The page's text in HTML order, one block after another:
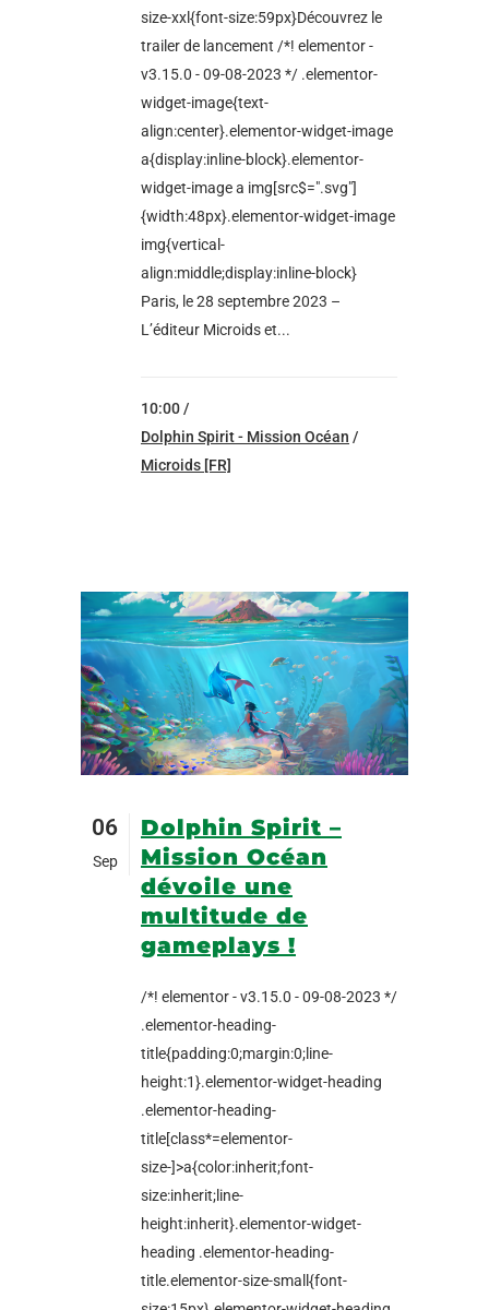
size-xxl{font-size:59px}Découvrez le
trailer de lancement /*! elementor -
v3.15.0 - 09-08-2023 */ .elementor-
widget-image{text-
align:center}.elementor-widget-image
a{display:inline-block}.elementor-
widget-image a img[src$=".svg"]
{width:48px}.elementor-widget-image
img{vertical-
align:middle;display:inline-block}
Paris, le 28 septembre 2023 –
L’éditeur Microids et...
10:00 /
Dolphin Spirit - Mission Océan /
Microids [FR]
06
Sep
Dolphin Spirit –
Mission Océan
dévoile une
multitude de
gameplays !
/*! elementor - v3.15.0 - 09-08-2023 */
.elementor-heading-
title{padding:0;margin:0;line-
height:1}.elementor-widget-heading
.elementor-heading-
title[class*=elementor-
size-]>a{color:inherit;font-
size:inherit;line-
height:inherit}.elementor-widget-
heading .elementor-heading-
title.elementor-size-small{font-